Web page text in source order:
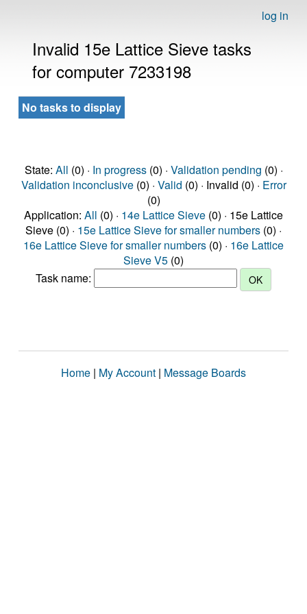
log in
Invalid 15e Lattice Sieve tasks
for computer 7233198
No tasks to display
State: All (0) · In progress(0) · Validation pending (0) ·
Validation inconclusive(0) · Valid (0) · Invalid (0) · Error
(0)
Application: All (0) · 14e Lattice Sieve (0) · 15e Lattice
Sieve (0) · 15e Lattice Sieve for smaller numbers (0) ·
16e Lattice Sieve for smaller numbers (0) · 16e Lattice
Sieve V5 (0)
Task name:
Home | My Account | Message Boards